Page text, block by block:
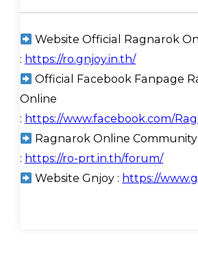
Website Official Ragnarok
: https://ro.gnjoy.in.th/
Official Facebook Fanpage
Online
: https://www.facebook.com/
Ragnarok Online
: https://ro-prt.in.th/forum/
Website Gnjoy : https://